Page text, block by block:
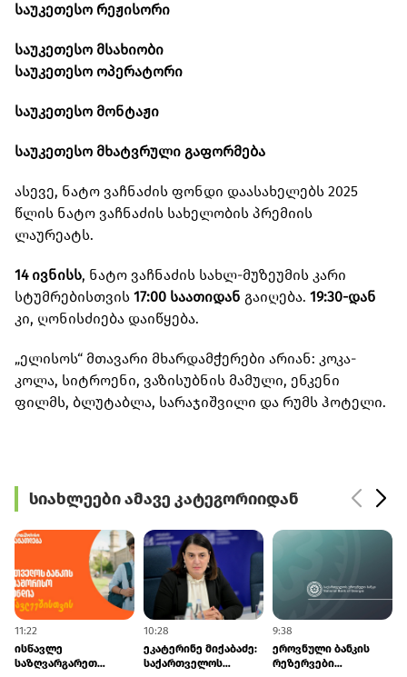
საუკეთესო რეჟისორი
საუკეთესო მსახიობი
საუკეთესო ოპერატორი
საუკეთესო მონტაჟი
საუკეთესო მხატვრული გაფორმება
ასევე, ნატო ვაჩნაძის ფონდი დაასახელებს 2025
წლის ნატო ვაჩნაძის სახელობის პრემიის
ლაურეატს.
14 ივნისს, ნატო ვაჩნაძის სახლ-მუზეუმის კარი
სტუმრებისთვის 17:00 საათიდან გაიღება. 19:30-დან
კი, ღონისძიება დაიწყება.
„ელისოს“ მთავარი მხარდამჭერები არიან: კოკა-
კოლა, სიტროენი, ვაზისუბნის მამული, ენკენი
ფილმს, ბლუტაბლა, სარაჯიშვილი და რუმს ჰოტელი.
სიახლეები ამავე კატეგორიიდან
11:22
ისწავლე
საზღვარგარეთ
10:28
ეკატერინე მიქაბაძე:
საქართველოს
9:38
ეროვნული ბანკის
რეზერვები